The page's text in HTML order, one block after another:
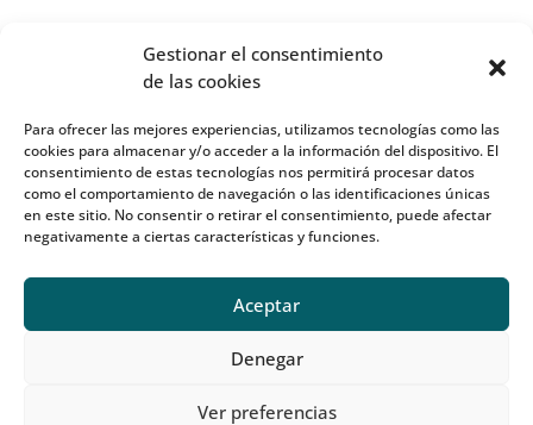
Gestionar el consentimiento
de las cookies
Para ofrecer las mejores experiencias, utilizamos tecnologías como las
cookies para almacenar y/o acceder a la información del dispositivo. El
consentimiento de estas tecnologías nos permitirá procesar datos
como el comportamiento de navegación o las identificaciones únicas
en este sitio. No consentir o retirar el consentimiento, puede afectar
negativamente a ciertas características y funciones.
Aceptar
Denegar
Ver preferencias